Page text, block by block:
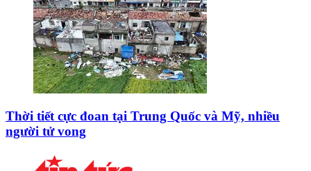
Thời tiết cực đoan tại Trung Quốc và Mỹ, nhiều
người tử vong